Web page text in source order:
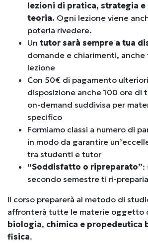
lezioni di pratica, strategia e
teoria. Ogni lezione viene
poterla rivedere.
Un tutor sarà sempre a tua
domande e chiarimenti, anche
lezione
Con 50€ di pagamento
disposizione anche 100 ore di
on-demand suddivisa per
specifico
Formiamo classi a numero di
in modo da garantire
tra studenti e tutor
“Soddisfatto o ripreparato”:
secondo semestre ti ri-
Il corso preparerà al metodo di
affronterà tutte le materie oggetto
biologia, chimica e propedeutica
fisica.